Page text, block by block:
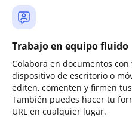
Trabajo en equipo fluido
Colabora en documentos
dispositivo de escritorio o
editen, comenten y firmen
También puedes hacer tu
URL en cualquier lugar.